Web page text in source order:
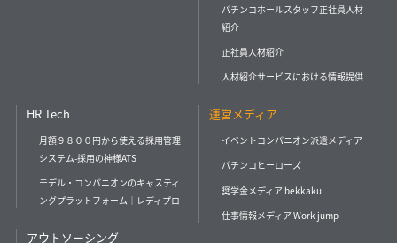
パチンコホールスタッフ正社員人材
紹介
正社員人材紹介
人材紹介サービスにおける情報提供
HR Tech
月額９８００円から使える採用管理
システム-採用の神様ATS
モデル・コンパニオンのキャスティ
ングプラットフォーム｜レディプロ
アウトソーシング
運営メディア
イベントコンパニオン派遣メディア
パチンコヒーローズ
奨学金メディア bekkaku
仕事情報メディア Work jump